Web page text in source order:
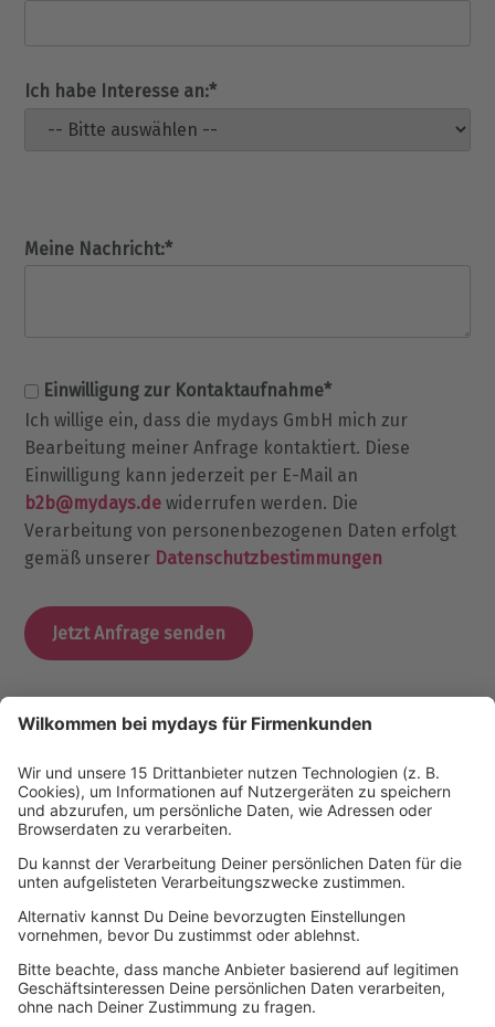
Ich habe Interesse an:*
Meine Nachricht:*
Einwilligung zur Kontaktaufnahme*
Ich willige ein, dass die mydays GmbH mich zur
Bearbeitung meiner Anfrage kontaktiert. Diese
Einwilligung kann jederzeit per E-Mail an
b2b@mydays.de widerrufen werden. Die
Verarbeitung von personenbezogenen Daten erfolgt
gemäß unserer Datenschutzbestimmungen
Unsere Firmenkunden-Hotline
Wir sind gerne für unsere Firmenkunden telefonisch
da:089 / 21 12 90 20 .
Sie erreichen uns Montag-Freitag zwischen 9 Uhr und
17 Uhr.
Alternativ können Sie uns auch gerne eine Nachricht
Ihnen zurück:b2b@mydays.de